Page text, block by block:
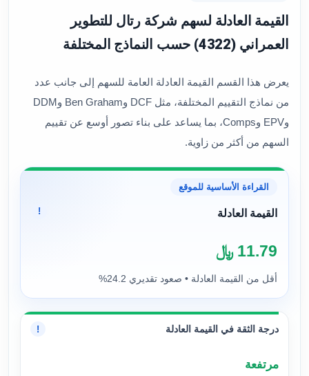
القيمة العادلة لسهم شركة رتال للتطوير
العمراني (4322) حسب النماذج المختلفة
يعرض هذا القسم القيمة العادلة العامة للسهم إلى جانب عدد
من نماذج التقييم المختلفة، مثل DCF وBen Graham وDDM
وEPV وComps، بما يساعد على بناء تصور أوسع عن تقييم
السهم من أكثر من زاوية.
القراءة الأساسية للموقع
القيمة العادلة !
11.79 ﷼
أقل من القيمة العادلة • صعود تقديري 24.2%
درجة الثقة في القيمة العادلة !
مرتفعة